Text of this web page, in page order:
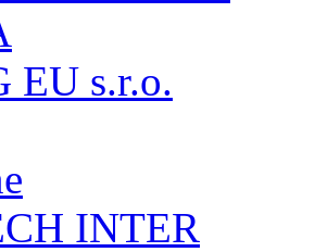
EU s.r.o.
INTER